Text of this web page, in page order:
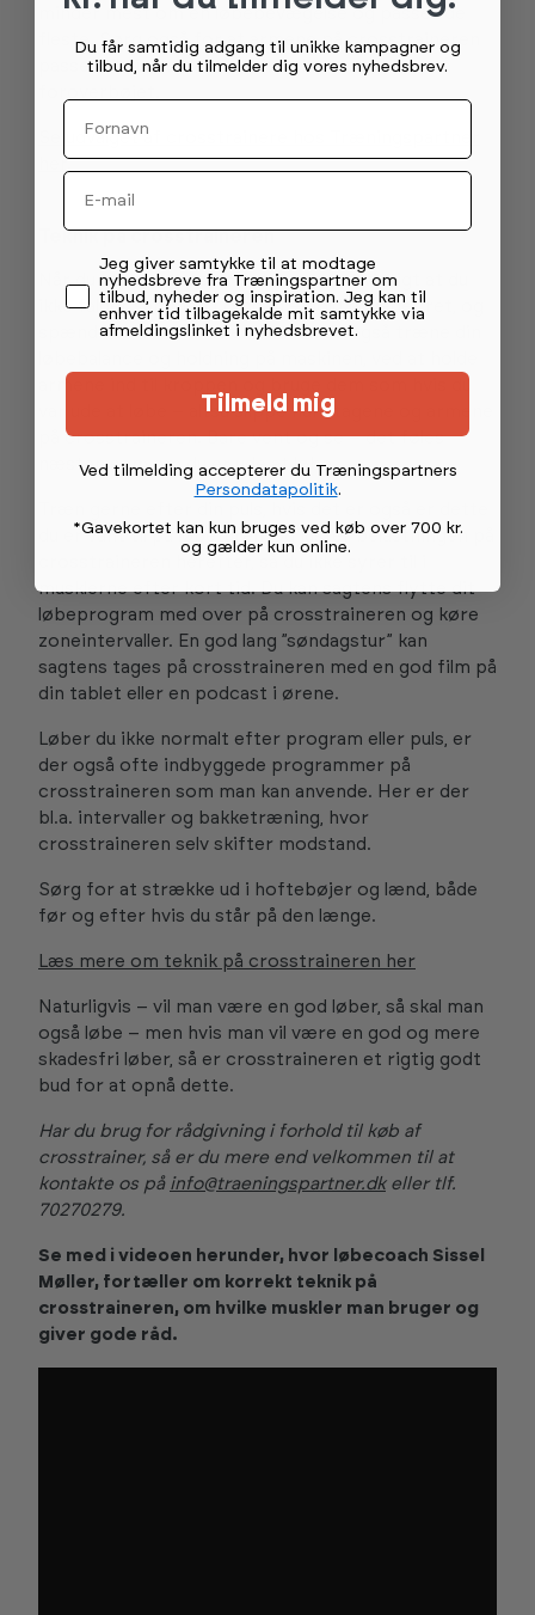
minder mest om en løbebevægelse og passer de
fleste. Sørg også for at armene på crosstraineren
passer til din højde, så du ikke kommer til at stå
Se udvalget af crosstrainere hos Træningspartner
her.
Teknik på crosstraineren
Når du står på crosstraineren er det vigtigt at du
ikke falder sammen i ryggen – hold hovedet ret, og
spænd i ballemusklerne. Her kan du også træne din
var ude at løbe – altså slippe håndtagene og armene
på crosstraineren. Bare vent og se – det føles
næsten som om du er ude at løbe.
du er vant til på løbeturen, og juster belastningen på
musklerne efter kort tid. Du kan sagtens flytte dit
løbeprogram med over på crosstraineren og køre
zoneintervaller. En god lang ”søndagstur” kan
sagtens tages på crosstraineren med en god film på
din tablet eller en podcast i ørene.
Løber du ikke normalt efter program eller puls, er
der også ofte indbyggede programmer på
crosstraineren som man kan anvende. Her er der
bl.a. intervaller og bakketræning, hvor
crosstraineren selv skifter modstand.
Sørg for at strække ud i hoftebøjer og lænd, både
før og efter hvis du står på den længe.
Læs mere om teknik på crosstraineren her
Naturligvis – vil man være en god løber, så skal man
også løbe – men hvis man vil være en god og mere
skadesfri løber, så er crosstraineren et rigtig godt
bud for at opnå dette.
Har du brug for rådgivning i forhold til køb af
crosstrainer, så er du mere end velkommen til at
kontakte os på info@traeningspartner.dkeller tlf.
70270279.
Se med i videoen herunder, hvor løbecoach Sissel
Møller, fortæller om korrekt teknik på
crosstraineren, om hvilke muskler man bruger og
giver gode råd.
Du får samtidig adgang til unikke kampagner og
tilbud, når du tilmelder dig vores nyhedsbrev.
Fornavn
Email
Permission tekst
Jeg giver samtykke til at modtage
nyhedsbreve fra Træningspartner om
tilbud, nyheder og inspiration. Jeg kan til
enhver tid tilbagekalde mit samtykke via
afmeldingslinket i nyhedsbrevet.
Tilmeld mig
Ved tilmelding accepterer du Træningspartners
Persondatapolitik.
*Gavekortet kan kun bruges ved køb over 700 kr.
og gælder kun online.